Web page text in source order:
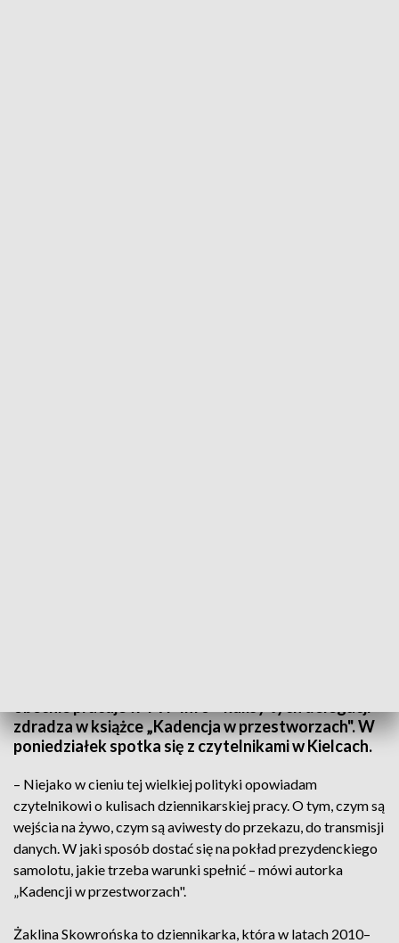
zdradza w książce „Kadencja w przestworzach". W
poniedziałek spotka się z czytelnikami w Kielcach.
– Niejako w cieniu tej wielkiej polityki opowiadam
czytelnikowi o kulisach dziennikarskiej pracy. O tym, czym są
wejścia na żywo, czym są aviwesty do przekazu, do transmisji
danych. W jaki sposób dostać się na pokład prezydenckiego
samolotu, jakie trzeba warunki spełnić – mówi autorka
„Kadencji w przestworzach".
Żaklina Skowrońska to dziennikarka, która w latach 2010–